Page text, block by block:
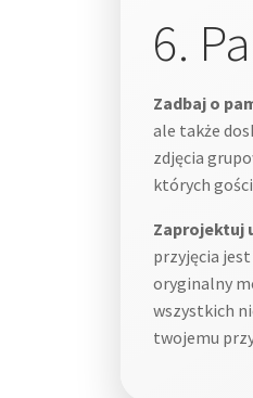
6.
Zadbaj o
ale także
zdjęcia
których
Zaprojektuj
przyjęcia
oryginalny
wszystkich
twojemu